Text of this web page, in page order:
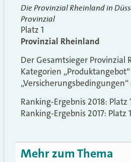
Die Provinzial Rheinland in
Provinzial
Platz 1
Provinzial Rheinland
Der Gesamtsieger Provinzial
Kategorien
„Versicherungsbedingungen“
Ranking-Ergebnis 2018: Platz
Ranking-Ergebnis 2017: Platz
Mehr zum Thema